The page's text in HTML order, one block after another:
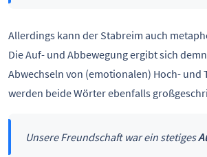
Allerdings kann der Stabreim auch
Die Auf- und Abbewegung ergibt sich
Abwechseln von (emotionalen) Hoch- und
werden beide Wörter ebenfalls
Unsere Freundschaft war ein stetiges